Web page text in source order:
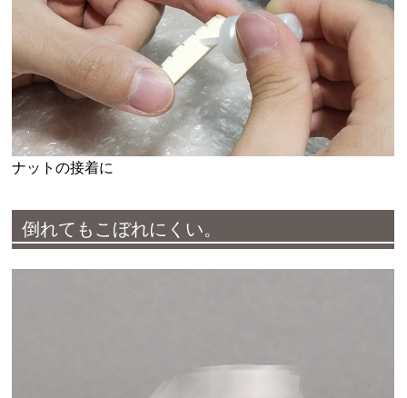
ナットの接着に
倒れてもこぼれにくい。